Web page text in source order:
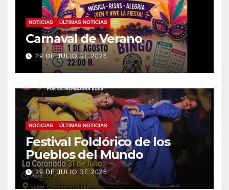
NOTICIAS ÚLTIMAS NOTICIAS
Carnaval de Verano
29 DE JULIO DE 2026
NOTICIAS ÚLTIMAS NOTICIAS
Festival Folclórico de los
Pueblos del Mundo
29 DE JULIO DE 2026